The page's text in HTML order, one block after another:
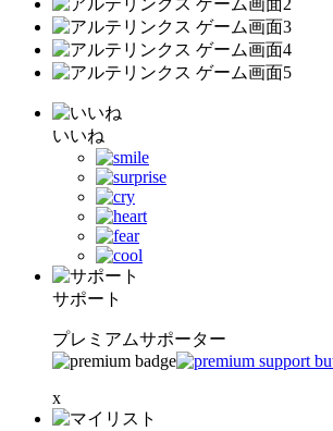
いいね
サポート
プレミアムサポーター
x